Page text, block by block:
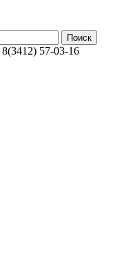
8(3412) 57-03-16